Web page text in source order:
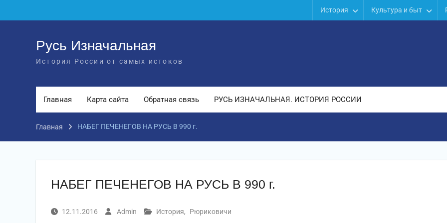
История Культура и быт
Русь Изначальная
История России от самых истоков
Главная Карта сайта Обратная связь РУСЬ ИЗНАЧАЛЬНАЯ. ИСТОРИЯ РОССИИ
Главная НАБЕГ ПЕЧЕНЕГОВ НА РУСЬ В 990 г.
НАБЕГ ПЕЧЕНЕГОВ НА РУСЬ В 990 г.
12.11.2016 Admin История, Рюриковичи